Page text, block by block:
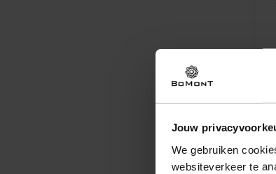
Jouw
We gebruiken
websiteverkeer te